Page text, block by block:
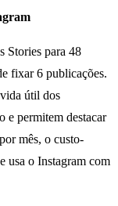
Stories para 48
fixar 6 publicações.
útil dos
e permitem destacar
mês, o custo-
usa o Instagram com